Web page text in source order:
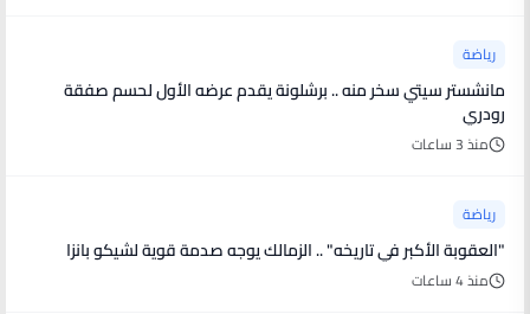
رياضة
مانشستر سيتي سخر منه .. برشلونة يقدم عرضه الأول لحسم صفقة
رودري
منذ 3 ساعات
رياضة
"العقوبة الأكبر في تاريخه" .. الزمالك يوجه صدمة قوية لشيكو بانزا
منذ 4 ساعات